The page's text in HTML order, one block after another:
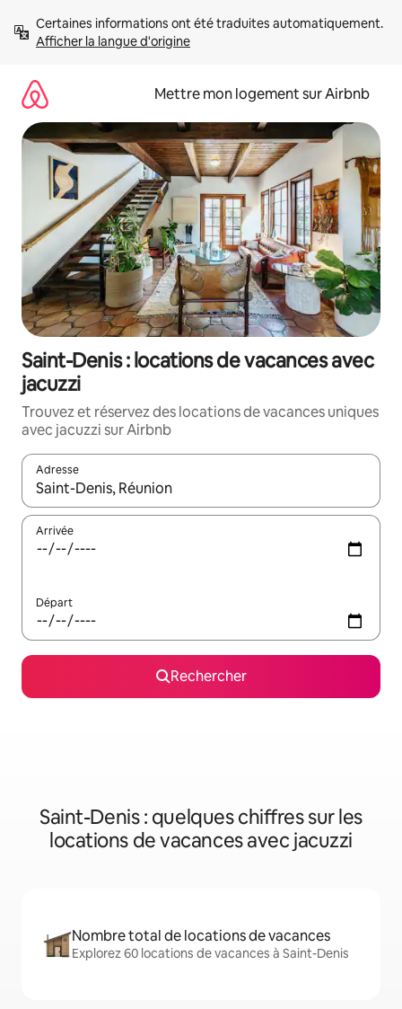
directement
Afficher la langue d'origine
Mettre mon logement sur Airbnb
Saint-Denis : locations de vacances avec
jacuzzi
Trouvez et réservez des locations de vacances uniques
avec jacuzzi sur Airbnb
Adresse
Lorsque les résultats s'affichent, utilisez les flèches vers le
Arrivée
Départ
Rechercher
Saint-Denis : quelques chiffres sur les
locations de vacances avec jacuzzi
Nombre total de locations de vacances
Explorez 60 locations de vacances à Saint-Denis